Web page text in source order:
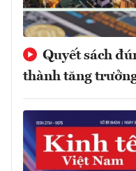
Quyết sách
thành tăng